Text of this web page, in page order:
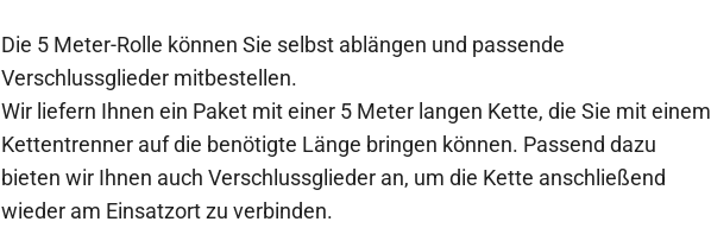
Die 5 Meter-Rolle können Sie selbst ablängen und passende
Verschlussglieder mitbestellen.
Wir liefern Ihnen ein Paket mit einer 5 Meter langen Kette, die Sie mit einem
Kettentrenner auf die benötigte Länge bringen können. Passend dazu
bieten wir Ihnen auch Verschlussglieder an, um die Kette anschließend
wieder am Einsatzort zu verbinden.